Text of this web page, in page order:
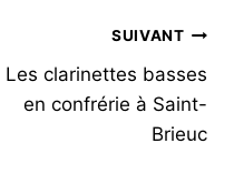
SUIVANT
Les clarinettes basses
en confrérie à Saint-
Brieuc